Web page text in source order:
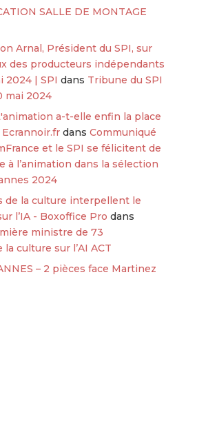
SALLE DE MONTAGE
Arnal, Président du SPI, sur
des producteurs indépendants
2024 | SPI dans Tribune du SPI
mai 2024
a-t-elle enfin la place
dans Communiqué
et le SPI se félicitent de
à l’animation dans la sélection
2024
de la culture interpellent le
l’IA - Boxoffice Pro dans
ministre de 73
culture sur l’AI ACT
– 2 pièces face Martinez